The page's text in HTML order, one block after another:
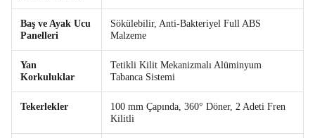
Baş ve Ayak Ucu
Panelleri
Sökülebilir, Anti-Bakteriyel Full ABS
Malzeme
Yan
Korkuluklar
Tetikli Kilit Mekanizmalı Alüminyum
Tabanca Sistemi
Tekerlekler
100 mm Çapında, 360° Döner, 2 Adeti Fren
Kilitli